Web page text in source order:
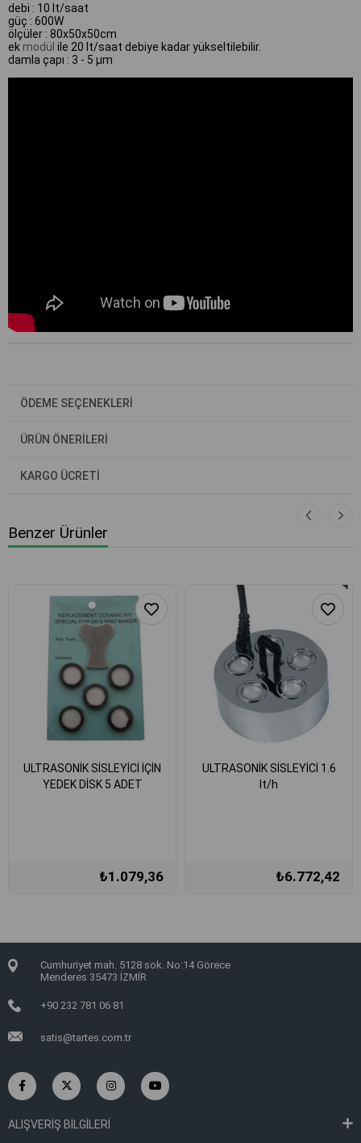
debi : 10 lt/saat
güç : 600W
ölçüler : 80x50x50cm
ek modül ile 20 lt/saat debiye kadar yükseltilebilir.
damla çapı : 3 - 5 μm
ÖDEME SEÇENEKLERI
ÜRÜN ÖNERILERI
KARGO ÜCRETİ
Benzer Ürünler
ULTRASONİK SİSLEYİCİ İÇİN
YEDEK DİSK 5 ADET
₺1.079,36
ULTRASONİK SİSLEYİCİ 1.6
lt/h
₺6.772,42
Cumhuriyet mah. 5128 sok. No:14 Görece
Menderes 35473 İZMİR
+90 232 781 06 81
satis@tartes.com.tr
ALIŞVERİŞ BİLGİLERİ